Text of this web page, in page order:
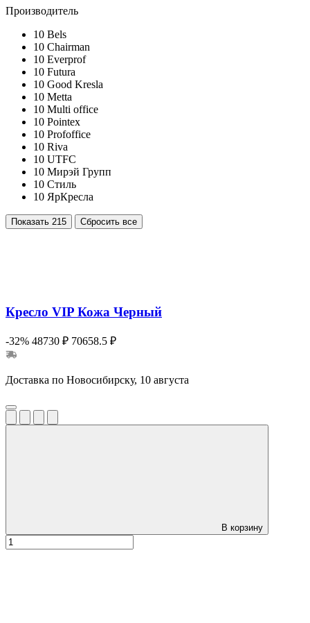
Производитель
10 Bels
10 Chairman
10 Everprof
10 Futura
10 Good Kresla
10 Metta
10 Multi office
10 Pointex
10 Profoffice
10 Riva
10 UTFC
10 Мирэй Групп
10 Стиль
10 ЯрКресла
Показать 215 Сбросить все
Кресло VIP Кожа Черный
-32% 48730 ₽ 70658.5 ₽
Доставка по Новосибирску, 10 августа
В корзину